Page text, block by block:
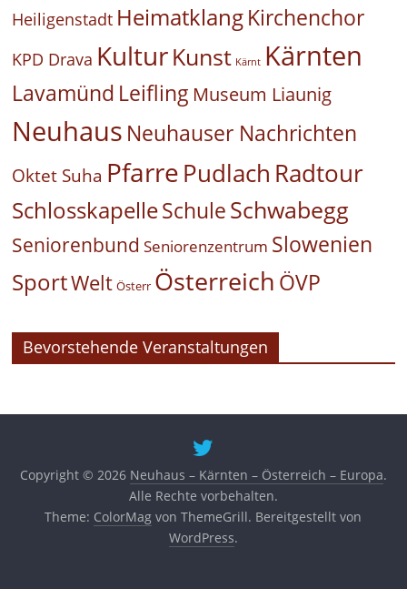
Heiligenstadt HeimatklangKirchenchor
KPD Drava KulturKunst Kärnt Kärnten
Lavamünd Leifling Museum Liaunig
Neuhaus Neuhauser Nachrichten
Oktet Suha PfarrePudlach Radtour
SchlosskapelleSchuleSchwabegg
Seniorenbund Seniorenzentrum Slowenien
SportWelt Österr Österreich ÖVP
Bevorstehende Veranstaltungen
Copyright © 2026 Neuhaus – Kärnten – Österreich – Europa.
Alle Rechte vorbehalten.
Theme: ColorMag von ThemeGrill. Bereitgestellt von
WordPress.